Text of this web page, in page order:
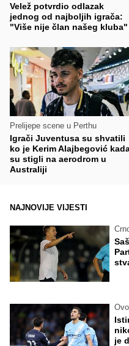
Velež potvrdio odlazak
jednog od najboljih igrača:
"Više nije član našeg kluba"
Prelijepe scene u Perthu
Igrači Juventusa su shvatili
ko je Kerim Alajbegović
su stigli na aerodrom u
Australiji
NAJNOVIJE VIJESTI
je